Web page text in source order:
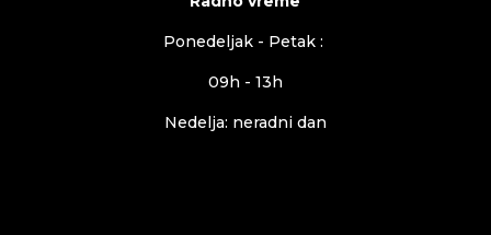
Ponedeljak - Petak :
09h - 13h
Nedelja: neradni dan